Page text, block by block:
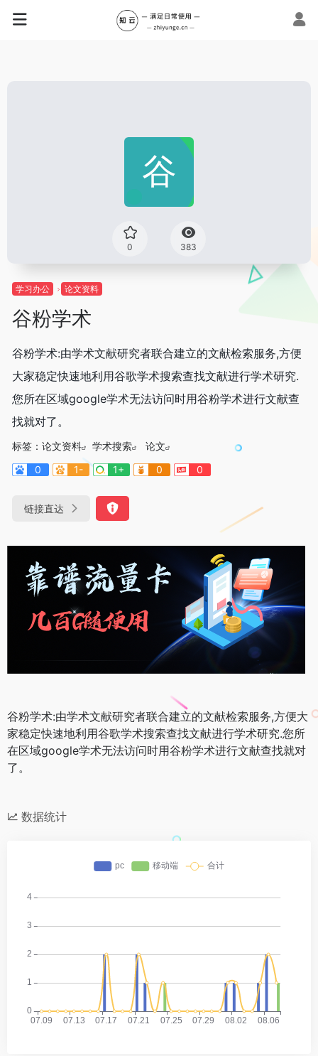
0 383
学习办公 论文资料
谷粉学术
谷粉学术:由学术文献研究者联合建立的文献检索服务,方便
大家稳定快速地利用谷歌学术搜索查找文献进行学术研究.
您所在区域google学术无法访问时用谷粉学术进行文献查
找就对了。
标签： 论文资料 学术搜索
论文
0
1- 1+ 0 0
链接直达
谷粉学术:由学术文献研究者联合建立的文献检索服务,方便大
家稳定快速地利用谷歌学术搜索查找文献进行学术研究.您所
在区域google学术无法访问时用谷粉学术进行文献查找就对
了。
数据统计